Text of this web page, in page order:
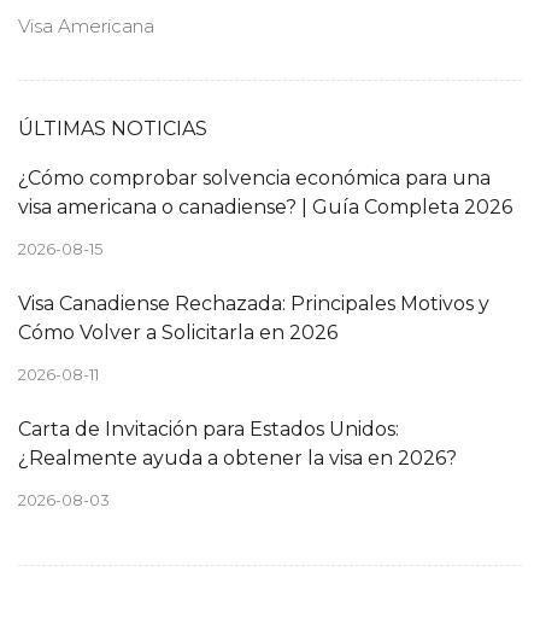
Visa Americana
ÚLTIMAS NOTICIAS
¿Cómo comprobar solvencia económica para una
visa americana o canadiense? | Guía Completa 2026
2026-08-15
Visa Canadiense Rechazada: Principales Motivos y
Cómo Volver a Solicitarla en 2026
2026-08-11
Carta de Invitación para Estados Unidos:
¿Realmente ayuda a obtener la visa en 2026?
2026-08-03